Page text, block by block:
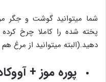
شما میتوانید گوشت و جگر
پخته شده را کاملا چرخ
دهید.(البته میتوانید از مرغ
پوره موز +